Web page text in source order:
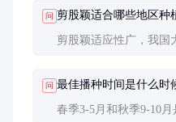
问 剪股颖适合哪些地区种
剪股颖适应性广，我国
问 最佳播种时间是什么时
春季3-5月和秋季9-10